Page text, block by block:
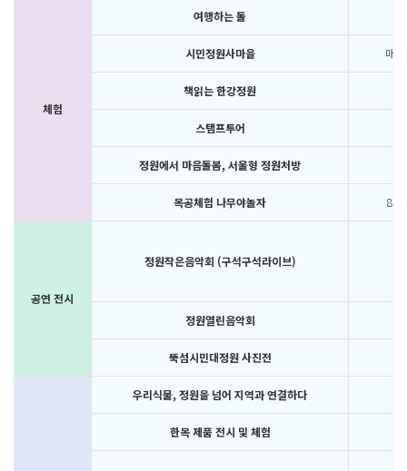
체험
여행하는 돌
시민정원사마을 매
책읽는 한강정원
스탬프투어
정원에서 마음돌봄, 서울형 정원처방
목공체험 나무야놀자
공연 전시
정원작은음악회 (구석구석라이브)
정원열린음악회
뚝섬시민대정원 사진전
우리식물, 정원을 넘어 지역과 연결하다
한목 제품 전시 및 체험